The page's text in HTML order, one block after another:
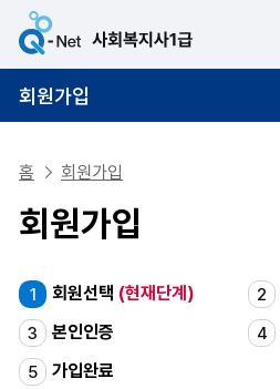
회원가입
홈 회원가입
회원가입
1 회원선택 (현재단계) 2
3 본인인증 4
5 가입완료